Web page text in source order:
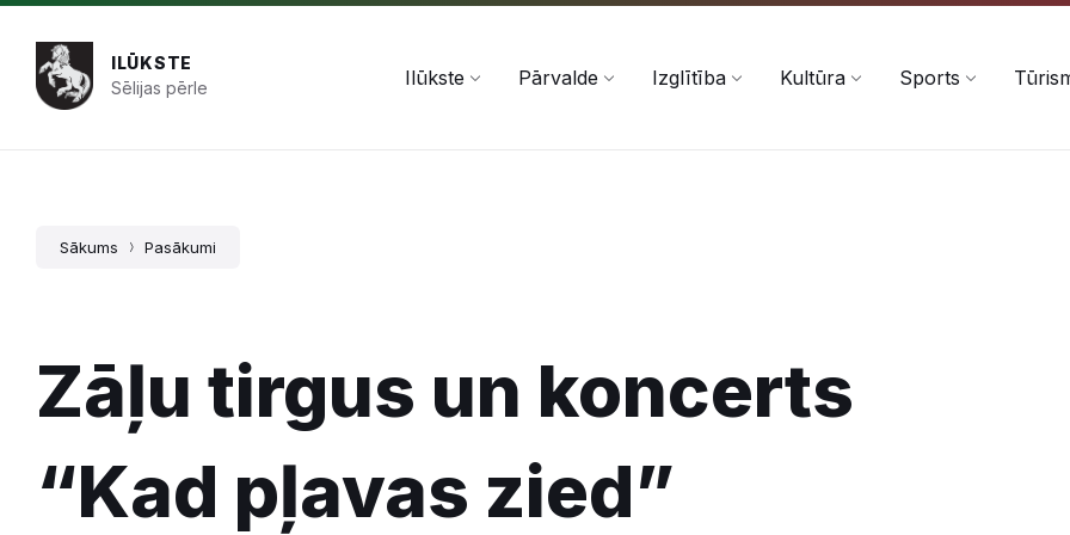
Pāriet
saturu
Skip
navigation
Skip
footer
ILŪKSTE
Sēlijas pērle
Ilūkste Pārvalde Izglītība Kultūra Sports
Sākums Pasākumi
Zāļu tirgus un koncerts
“Kad pļavas zied”